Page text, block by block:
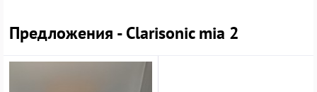
Предложения - Clarisonic mia 2